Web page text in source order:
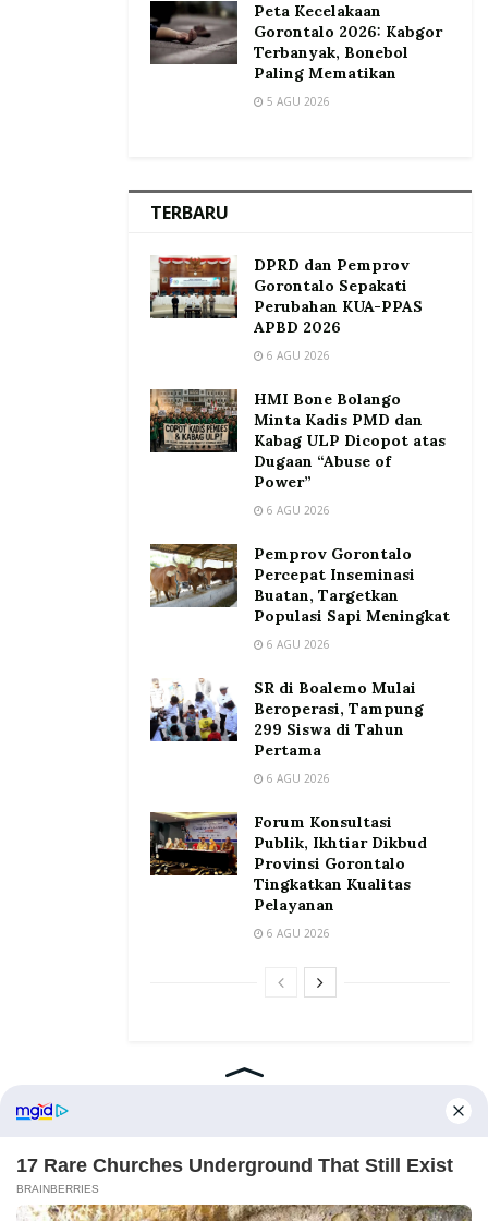
Peta Kecelakaan
Gorontalo 2026: Kabgor
Terbanyak, Bonebol
Paling Mematikan
5 AGU 2026
TERBARU
DPRD dan Pemprov
Gorontalo Sepakati
Perubahan KUA-PPAS
APBD 2026
6 AGU 2026
HMI Bone Bolango
Minta Kadis PMD dan
Kabag ULP Dicopot atas
Dugaan “Abuse of
Power”
6 AGU 2026
Pemprov Gorontalo
Percepat Inseminasi
Buatan, Targetkan
Populasi Sapi Meningkat
6 AGU 2026
SR di Boalemo Mulai
Beroperasi, Tampung
299 Siswa di Tahun
Pertama
6 AGU 2026
Forum Konsultasi
Publik, Ikhtiar Dikbud
Provinsi Gorontalo
Tingkatkan Kualitas
Pelayanan
6 AGU 2026
Home Tentang Kontak Redaksi Pedoman Media Siber